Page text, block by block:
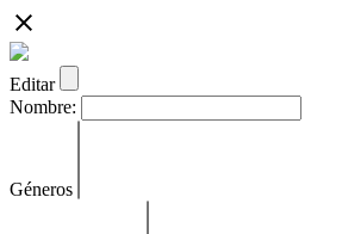
Editar
Nombre:
Géneros